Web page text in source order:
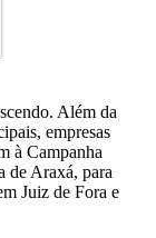
Além da
empresas
à Campanha
de Araxá, para
Juiz de Fora e